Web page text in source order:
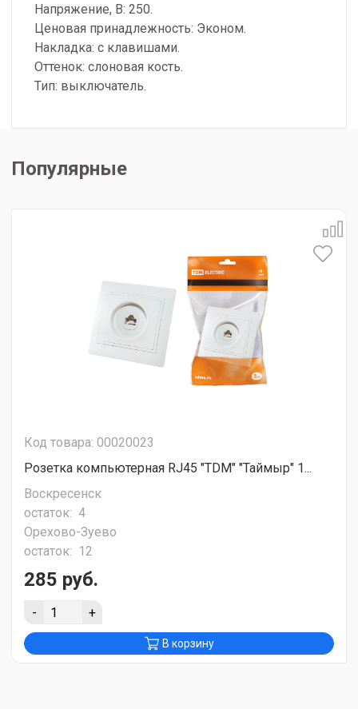
Напряжение, В: 250.
Ценовая принадлежность: Эконом.
Накладка: с клавишами.
Оттенок: слоновая кость.
Тип: выключатель.
Популярные
Код товара: 00020023
Розетка компьютерная RJ45 "ТDМ" "Таймыр" 1...
Воскресенск
остаток: 4
Орехово-Зуево
остаток: 12
285 руб.
- +
В корзину